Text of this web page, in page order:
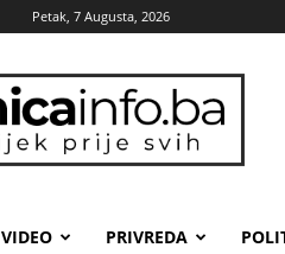
Petak, 7 Augusta, 2026
zenicainfo.ba
VIDEO PRIVREDA